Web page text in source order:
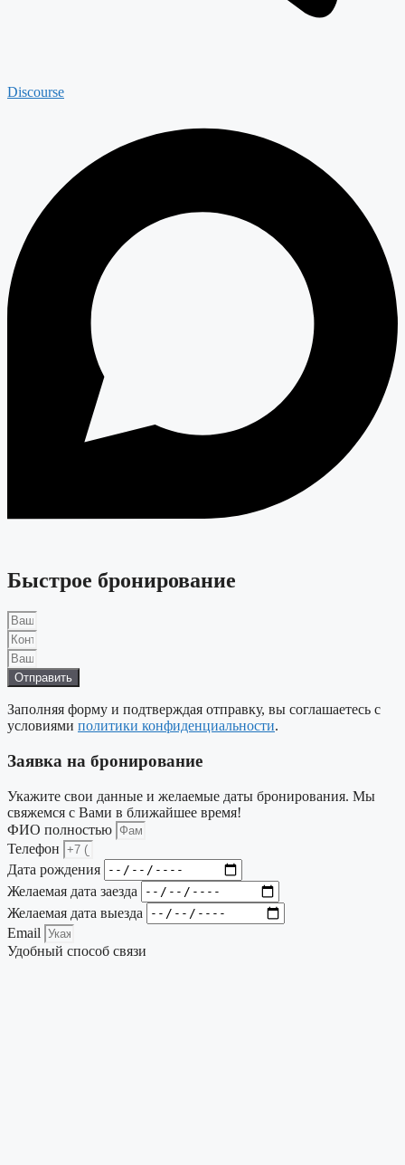
Discourse
Быстрое бронирование
Отправить
Заполняя форму и подтверждая отправку, вы соглашаетесь с
условиями политики конфиденциальности.
Заявка на бронирование
Укажите свои данные и желаемые даты бронирования. Мы
свяжемся с Вами в ближайшее время!
ФИО полностью
Телефон
Дата рождения
Желаемая дата заезда
Желаемая дата выезда
Email
Удобный способ связи